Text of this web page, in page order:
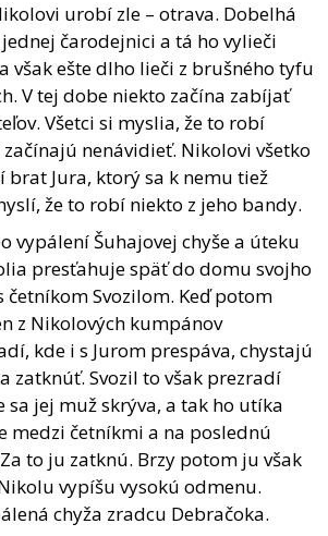
urobí zle – otrava. Dobelhá
čarodejnici a tá ho vylieči
však ešte dlho lieči z brušného tyfu
V tej dobe niekto začína zabíjať
Všetci si myslia, že to robí
nenávidieť. Nikolovi všetko
brat Jura, ktorý sa k nemu tiež
že to robí niekto z jeho bandy.
vypálení Šuhajovej chyše a úteku
presťahuje späť do domu svojho
četníkom Svozilom. Keď potom
z Nikolových kumpánov
kde i s Jurom prespáva, chystajú
zatknúť. Svozil to však prezradí
sa jej muž skrýva, a tak ho utíka
medzi četníkmi a na poslednú
to ju zatknú. Brzy potom ju však
vypíšu vysokú odmenu.
chyža zradcu Debračoka.